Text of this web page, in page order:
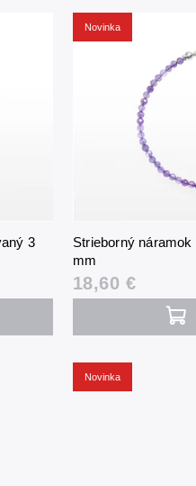
3
Novinka
Strieborný
mm
18,60 €
Novinka